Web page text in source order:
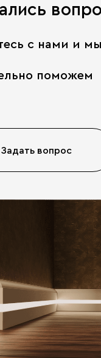
с нами и
поможем
Задать вопрос